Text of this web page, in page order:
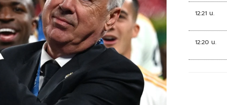
12:21 น.
12:20 น.